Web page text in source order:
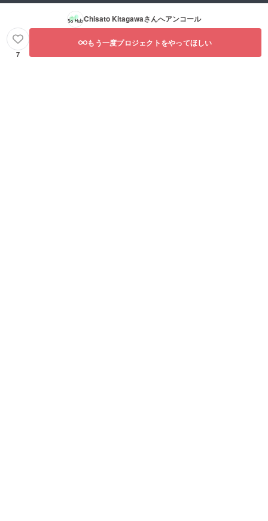
Chisato Kitagawaさんへアンコール
7
もう一度プロジェクトをやってほしい